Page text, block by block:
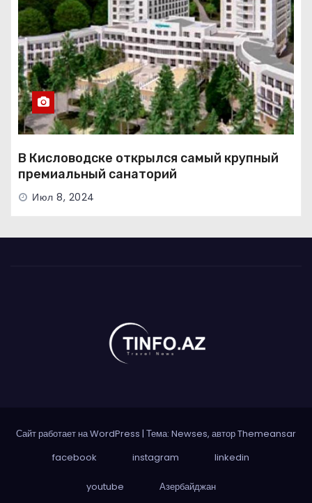
В Кисловодске открылся самый крупный
премиальный санаторий
Июл 8, 2024
Сайт работает на WordPress | Тема: Newses, авторThemeansar
facebook
instagram linkedin
youtube Азербайджан